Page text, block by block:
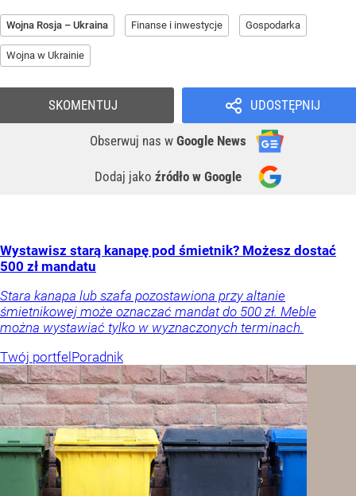
Wojna Rosja – Ukraina Finanse i inwestycje Gospodarka
Wojna w Ukrainie
UDOSTĘPNIJ
Obserwuj nas w Google News
Dodaj jako źródło w Google
SKOMENTUJ
Wystawisz starą kanapę pod śmietnik? Możesz dostać
500 zł mandatu
Stara kanapa lub szafa pozostawiona przy altanie
śmietnikowej może oznaczać mandat do 500 zł. Meble
można wystawiać tylko w wyznaczonych terminach.
Twój portfelPoradnik